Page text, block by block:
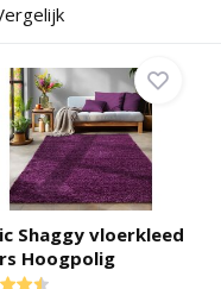
Shaggy vloerkleed
Hoogpolig